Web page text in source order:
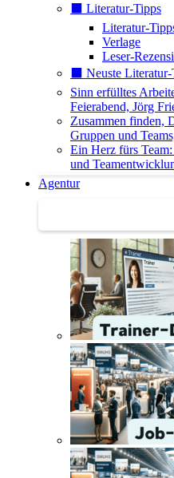
⬛️ Literatur-Tipps
Literatur-
Verlage
Leser-
⬛️ Neuste
Sinn erfülltes
Feierabend, Jörg
Zusammen finden,
Gruppen und
Ein Herz fürs
und
Agentur